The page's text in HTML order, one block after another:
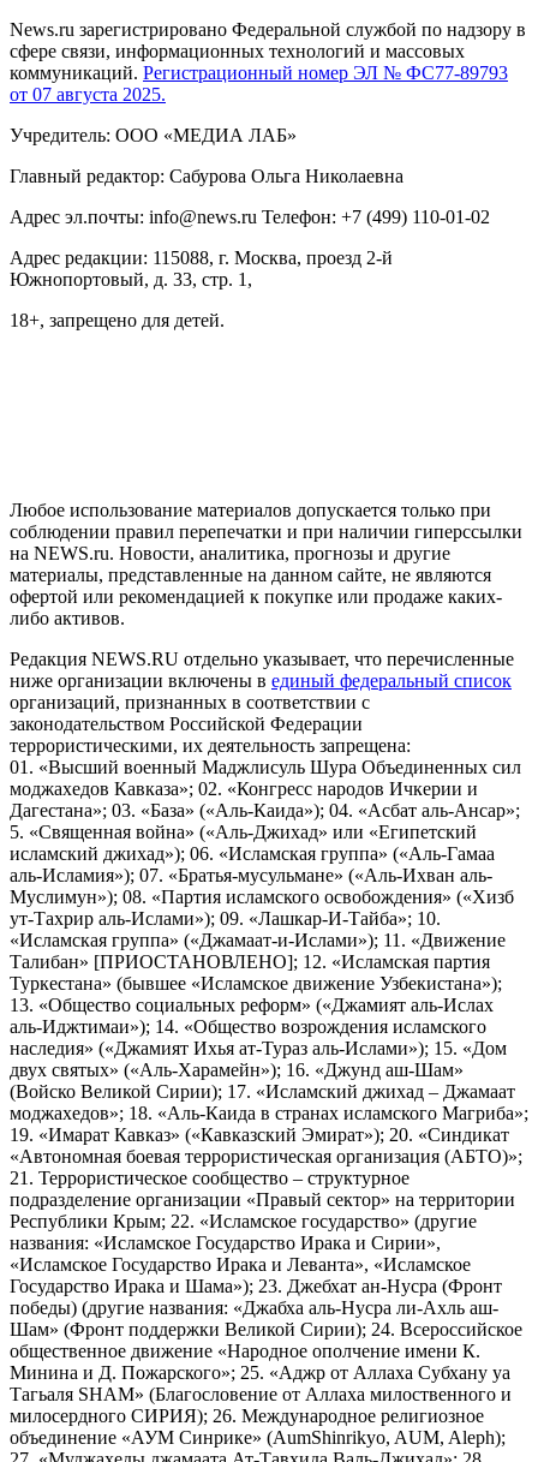
News.ru зарегистрировано Федеральной службой по надзору в
сфере связи, информационных технологий и массовых
коммуникаций. Регистрационный номер ЭЛ № ФС77-89793
от 07 августа 2025.
Учредитель: ООО «МЕДИА ЛАБ»
Главный редактор: Сабурова Ольга Николаевна
Адрес эл.почты: info@news.ru Телефон: +7 (499) 110-01-02
Адрес редакции: 115088, г. Москва, проезд 2-й
Южнопортовый, д. 33, стр. 1,
18+, запрещено для детей.
Любое использование материалов допускается только при
соблюдении правил перепечатки и при наличии гиперссылки
на NEWS.ru. Новости, аналитика, прогнозы и другие
материалы, представленные на данном сайте, не являются
офертой или рекомендацией к покупке или продаже каких-
либо активов.
Редакция NEWS.RU отдельно указывает, что перечисленные
ниже организации включены в единый федеральный список
организаций, признанных в соответствии с
законодательством Российской Федерации
террористическими, их деятельность запрещена:
01. «Высший военный Маджлисуль Шура Объединенных сил
моджахедов Кавказа»; 02. «Конгресс народов Ичкерии и
Дагестана»; 03. «База» («Аль-Каида»); 04. «Асбат аль-Ансар»;
5. «Священная война» («Аль-Джихад» или «Египетский
исламский джихад»); 06. «Исламская группа» («Аль-Гамаа
аль-Исламия»); 07. «Братья-мусульмане» («Аль-Ихван аль-
Муслимун»); 08. «Партия исламского освобождения» («Хизб
ут-Тахрир аль-Ислами»); 09. «Лашкар-И-Тайба»; 10.
«Исламская группа» («Джамаат-и-Ислами»); 11. «Движение
Талибан» [ПРИОСТАНОВЛЕНО]; 12. «Исламская партия
Туркестана» (бывшее «Исламское движение Узбекистана»);
13. «Общество социальных реформ» («Джамият аль-Ислах
аль-Иджтимаи»); 14. «Общество возрождения исламского
наследия» («Джамият Ихья ат-Тураз аль-Ислами»); 15. «Дом
двух святых» («Аль-Харамейн»); 16. «Джунд аш-Шам»
(Войско Великой Сирии); 17. «Исламский джихад – Джамаат
моджахедов»; 18. «Аль-Каида в странах исламского Магриба»;
19. «Имарат Кавказ» («Кавказский Эмират»); 20. «Синдикат
«Автономная боевая террористическая организация (АБТО)»;
21. Террористическое сообщество – структурное
подразделение организации «Правый сектор» на территории
Республики Крым; 22. «Исламское государство» (другие
названия: «Исламское Государство Ирака и Сирии»,
«Исламское Государство Ирака и Леванта», «Исламское
Государство Ирака и Шама»); 23. Джебхат ан-Нусра (Фронт
победы) (другие названия: «Джабха аль-Нусра ли-Ахль аш-
Шам» (Фронт поддержки Великой Сирии); 24. Всероссийское
общественное движение «Народное ополчение имени К.
Минина и Д. Пожарского»; 25. «Аджр от Аллаха Субхану уа
Тагьаля SHAM» (Благословение от Аллаха милоственного и
милосердного СИРИЯ); 26. Международное религиозное
объединение «АУМ Синрике» (AumShinrikyo, AUM, Aleph);